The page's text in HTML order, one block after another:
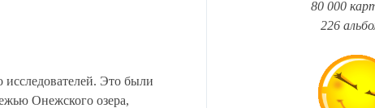
исследователей. Это были
Онежского озера,
80 000
226